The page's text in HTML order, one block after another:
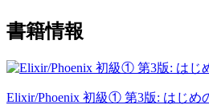
書籍情報
Elixir/Phoenix 初級① 第3版: はじめ